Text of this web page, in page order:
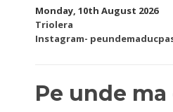
Monday, 10th August 2026
Triolera
Instagram-
Pe unde